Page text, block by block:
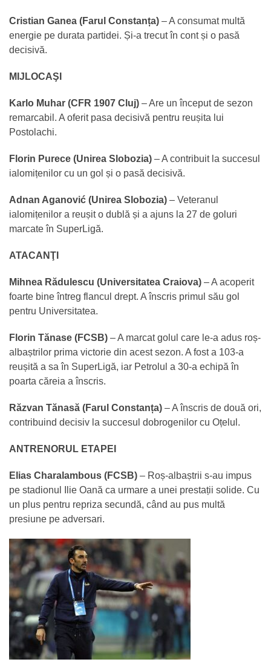
Cristian Ganea (Farul Constanța) – A consumat multă
energie pe durata partidei. Și-a trecut în cont și o pasă
decisivă.
MIJLOCAŞI
Karlo Muhar (CFR 1907 Cluj) – Are un început de sezon
remarcabil. A oferit pasa decisivă pentru reușita lui
Postolachi.
Florin Purece (Unirea Slobozia) – A contribuit la succesul
ialomițenilor cu un gol și o pasă decisivă.
Adnan Aganović (Unirea Slobozia) – Veteranul
ialomițenilor a reușit o dublă și a ajuns la 27 de goluri
marcate în SuperLigă.
ATACANŢI
Mihnea Rădulescu (Universitatea Craiova) – A acoperit
foarte bine întreg flancul drept. A înscris primul său gol
pentru Universitatea.
Florin Tănase (FCSB) – A marcat golul care le-a adus roș-
albaștrilor prima victorie din acest sezon. A fost a 103-a
reușită a sa în SuperLigă, iar Petrolul a 30-a echipă în
poarta căreia a înscris.
Răzvan Tănasă (Farul Constanța) – A înscris de două ori,
contribuind decisiv la succesul dobrogenilor cu Oțelul.
ANTRENORUL ETAPEI
Elias Charalambous (FCSB) – Roș-albaștrii s-au impus
pe stadionul Ilie Oană ca urmare a unei prestații solide. Cu
un plus pentru repriza secundă, când au pus multă
presiune pe adversari.